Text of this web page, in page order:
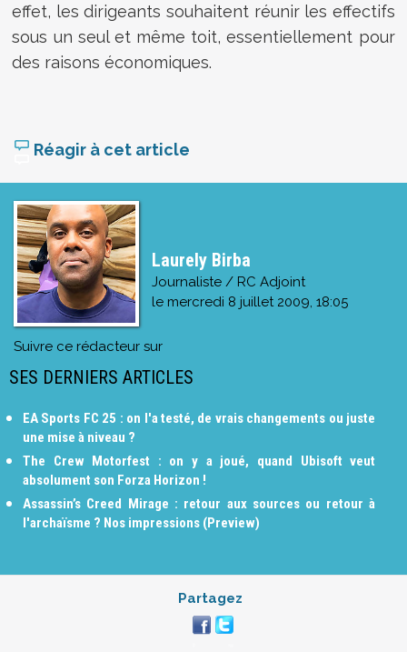
effet, les dirigeants souhaitent réunir les effectifs
sous un seul et même toit, essentiellement pour
des raisons économiques.
Réagir à cet article
Laurely Birba
Journaliste / RC Adjoint
le mercredi 8 juillet 2009, 18:05
Suivre ce rédacteur sur
SES DERNIERS ARTICLES
EA Sports FC 25 : on l'a testé, de vrais changements ou juste
une mise à niveau ?
The Crew Motorfest : on y a joué, quand Ubisoft veut
absolument son Forza Horizon !
Assassin’s Creed Mirage : retour aux sources ou retour à
l'archaïsme ? Nos impressions (Preview)
Partagez